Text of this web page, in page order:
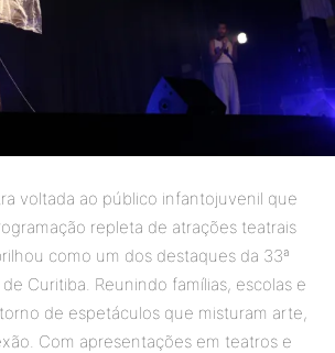
voltada ao público infantojuvenil que
repleta de atrações teatrais
como um dos destaques da 33ª
Curitiba. Reunindo famílias, escolas e
de espetáculos que misturam arte,
Com apresentações em teatros e